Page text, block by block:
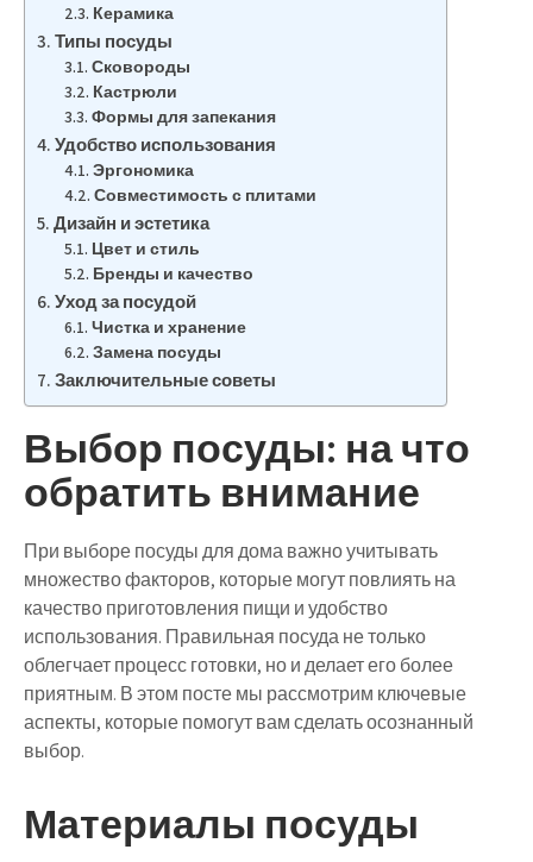
Керамика
Типы посуды
Сковороды
Кастрюли
Формы для запекания
Удобство использования
Эргономика
Совместимость с плитами
Дизайн и эстетика
Цвет и стиль
Бренды и качество
Уход за посудой
Чистка и хранение
Замена посуды
Заключительные советы
Выбор посуды: на что
обратить внимание
При выборе посуды для дома важно учитывать
множество факторов, которые могут повлиять на
качество приготовления пищи и удобство
использования. Правильная посуда не только
облегчает процесс готовки, но и делает его более
приятным. В этом посте мы рассмотрим ключевые
аспекты, которые помогут вам сделать осознанный
выбор.
Материалы посуды